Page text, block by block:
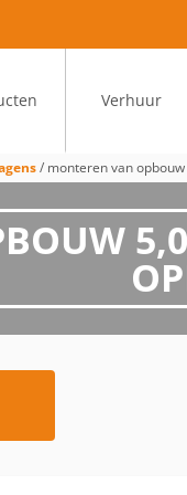
Verhuur
/ monteren van